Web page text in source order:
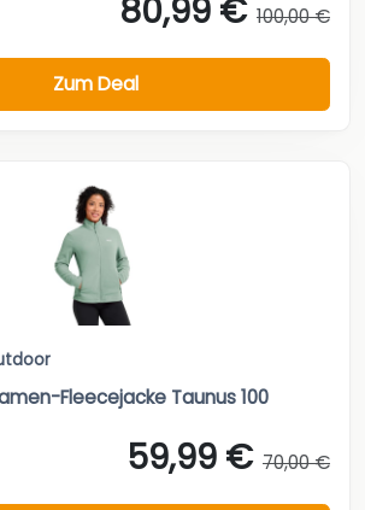
80,99 € 100,00 €
Zum Deal
Fleecejacke Taunus 100
59,99 € 70,00 €